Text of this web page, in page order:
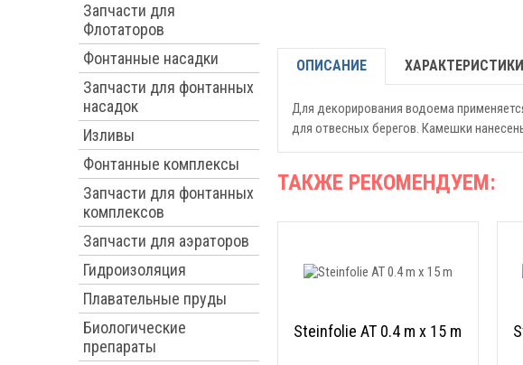
Запчасти для
Флотаторов
Фонтанные насадки
Запчасти для фонтанных
насадок
Изливы
Фонтанные комплексы
Запчасти для фонтанных
комплексов
Запчасти для аэраторов
Гидроизоляция
Плавательные пруды
Биологические
препараты
ОПИСАНИЕ ХАРАКТЕРИСТИКИ
Для декорирования водоема
для отвесных берегов. Камешки
ТАКЖЕ РЕКОМЕНДУЕМ:
Steinfolie AT 0.4 m x 15 m